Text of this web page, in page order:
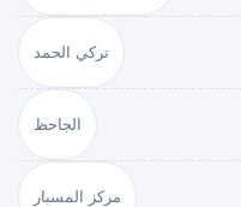
تركي الحمد
الجاحظ
مركز المسبار